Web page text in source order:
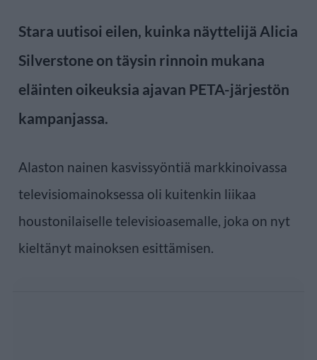
Stara uutisoi eilen, kuinka näyttelijä Alicia
Silverstone on täysin rinnoin mukana
eläinten oikeuksia ajavan PETA-järjestön
kampanjassa.
Alaston nainen kasvissyöntiä markkinoivassa
televisiomainoksessa oli kuitenkin liikaa
houstonilaiselle televisioasemalle, joka on nyt
kieltänyt mainoksen esittämisen.